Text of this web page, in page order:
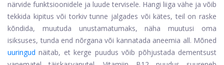
närvide funktsioonidele ja luude tervisele. Hangi liiga vähe ja võib
tekkida kipitus või torkiv tunne jalgades või kätes, teil on raske
kõndida, muutuda unustamatumaks, näha muutusi oma
isiksuses, tunda end nõrgana või kannatada aneemia all. Mõned
uuringud näitab, et kerge puudus võib põhjustada dementsust